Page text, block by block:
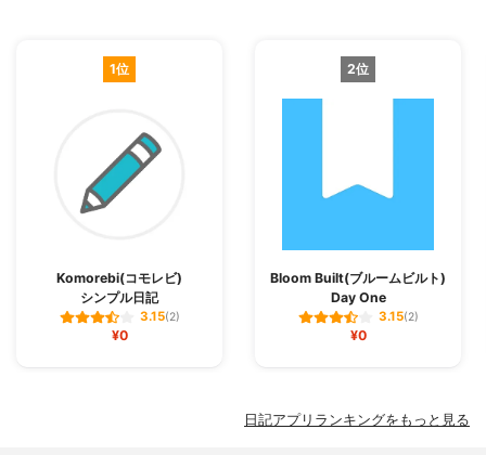
1位
Komorebi(コモレビ)
シンプル日記
3.15(2)
¥0
2位
Bloom Built(ブルームビルト)
Day One
3.15(2)
¥0
日記アプリランキングをもっと見る